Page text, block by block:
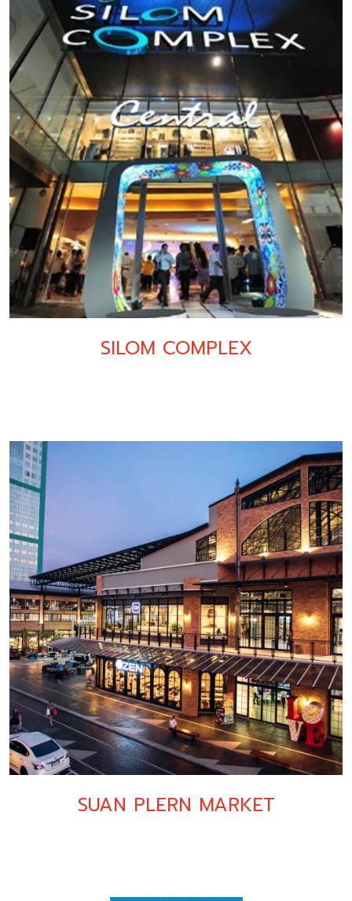
SILOM COMPLEX
SUAN PLERN MARKET